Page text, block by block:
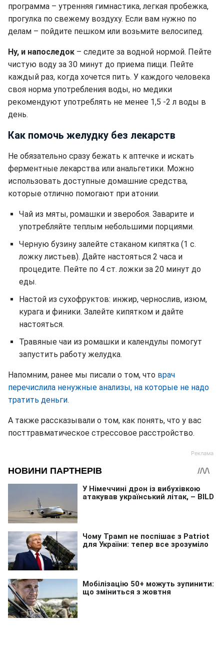
программа – утренняя гимнастика, легкая пробежка,
прогулка по свежему воздуху. Если вам нужно по
делам – пойдите пешком или возьмите велосипед.
Ну, и напоследок – следите за водной нормой. Пейте
чистую воду за 30 минут до приема пищи. Пейте
каждый раз, когда хочется пить. У каждого человека
своя норма употребления воды, но медики
рекомендуют употреблять не менее 1,5 -2 л воды в
день.
Как помочь желудку без лекарств
Не обязательно сразу бежать к аптечке и искать
ферментные лекарства или анальгетики. Можно
использовать доступные домашние средства,
которые отлично помогают при атонии.
Чай из мяты, ромашки и зверобоя. Заварите и
употребляйте теплым небольшими порциями.
Черную бузину залейте стаканом кипятка (1 с.
ложку листьев). Дайте настояться 2 часа и
процедите. Пейте по 4 ст. ложки за 20 минут до
еды.
Настой из сухофруктов: инжир, чернослив, изюм,
курага и финики. Залейте кипятком и дайте
настояться.
Травяные чаи из ромашки и календулы помогут
запустить работу желудка.
Напомним, ранее мы писали о том, что врач
перечислила ненужные анализы, на которые не надо
тратить деньги.
А также рассказывали о том, как понять, что у вас
посттравматическое стрессовое расстройство.